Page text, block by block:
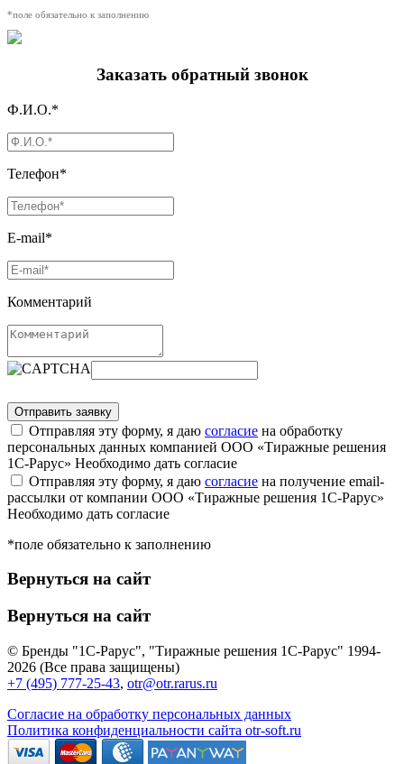
*поле обязательно к заполнению
Заказать обратный звонок
Ф.И.О.*
Телефон*
E-mail*
Комментарий
Отправляя эту форму, я даю согласие на обработку
персональных данных компанией ООО «Тиражные решения
1С-Рарус» Необходимо дать согласие
Отправляя эту форму, я даю согласие на получение email-
рассылки от компании ООО «Тиражные решения 1С-Рарус»
Необходимо дать согласие
*поле обязательно к заполнению
Вернуться на сайт
Вернуться на сайт
© Бренды "1С-Рарус", "Тиражные решения 1С-Рарус" 1994-
2026 (Все права защищены)
+7 (495) 777-25-43, otr@otr.rarus.ru
Согласие на обработку персональных данных
Политика конфиденциальности сайта otr-soft.ru